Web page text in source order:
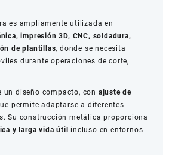
es ampliamente utilizada en
impresión 3D, CNC, soldadura,
de plantillas, donde se necesita
durante operaciones de corte,
un diseño compacto, con ajuste de
permite adaptarse a diferentes
Su construcción metálica proporciona
y larga vida útil
incluso en entornos